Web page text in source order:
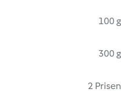
100 g
300 g
2 Prisen